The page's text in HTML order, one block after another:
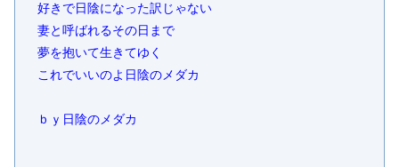
好きで日陰になった訳じゃない
妻と呼ばれるその日まで
夢を抱いて生きてゆく
これでいいのよ日陰のメダカ
ｂｙ日陰のメダカ